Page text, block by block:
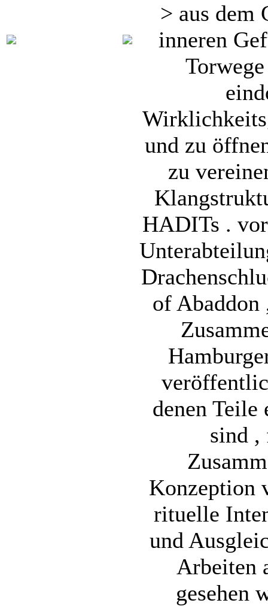
> aus dem
inneren
und zu
zu
HADITs .
of Abaddon
denen Teile
sind ,
Konzeption
rituelle
und
Arbeiten
gesehen